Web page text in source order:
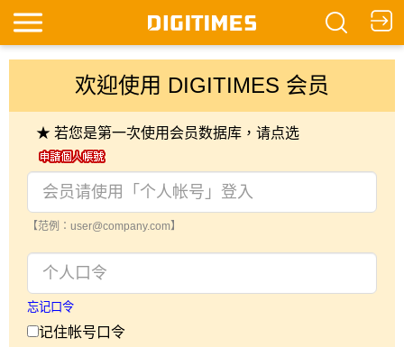
欢迎使用 DIGITIMES 会员
★ 若您是第一次使用会员数据库，请点选
【范例：user@company.com】
忘记口令
记住帐号口令